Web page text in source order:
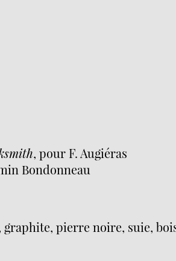
, pour F. Augiéras
Bondonneau
graphite, pierre noire, suie,